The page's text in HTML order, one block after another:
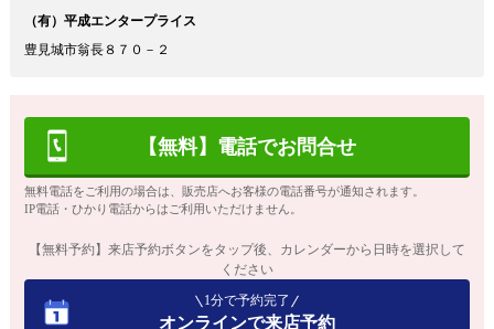
（有）平成エンタープライス
豊見城市翁長８７０－２
【無料】電話でお問合せ
無料電話をご利用の場合は、販売店へお客様の電話番号が通知されます。
IP電話・ひかり電話からはご利用いただけません。
【無料予約】来店予約ボタンをタップ後、カレンダーから日時を選択して
ください
1分で予約完了
オンラインで来店予約